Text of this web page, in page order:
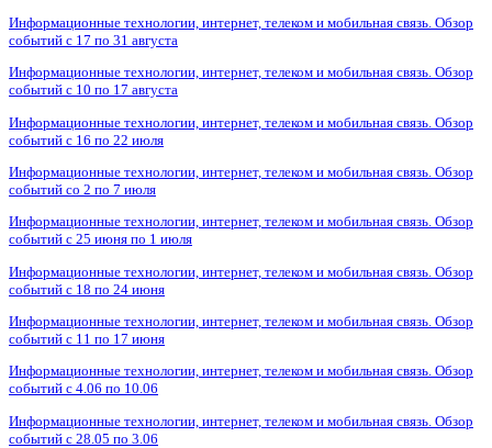
Информационные технологии, интернет, телеком и мобильная связь. Обзор
событий с 17 по 31 августа
Информационные технологии, интернет, телеком и мобильная связь. Обзор
событий с 10 по 17 августа
Информационные технологии, интернет, телеком и мобильная связь. Обзор
событий с 16 по 22 июля
Информационные технологии, интернет, телеком и мобильная связь. Обзор
событий со 2 по 7 июля
Информационные технологии, интернет, телеком и мобильная связь. Обзор
событий с 25 июня по 1 июля
Информационные технологии, интернет, телеком и мобильная связь. Обзор
событий с 18 по 24 июня
Информационные технологии, интернет, телеком и мобильная связь. Обзор
событий с 11 по 17 июня
Информационные технологии, интернет, телеком и мобильная связь. Обзор
событий с 4.06 по 10.06
Информационные технологии, интернет, телеком и мобильная связь. Обзор
событий с 28.05 по 3.06